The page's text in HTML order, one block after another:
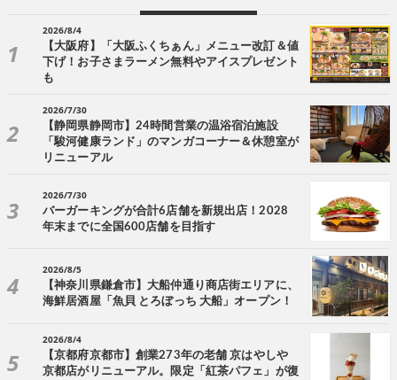
2026/8/4
【大阪府】「大阪ふくちぁん」メニュー改訂＆値
下げ！お子さまラーメン無料やアイスプレゼント
も
2026/7/30
【静岡県静岡市】24時間営業の温浴宿泊施設
「駿河健康ランド」のマンガコーナー＆休憩室が
リニューアル
2026/7/30
バーガーキングが合計6店舗を新規出店！2028
年末までに全国600店舗を目指す
2026/8/5
【神奈川県鎌倉市】大船仲通り商店街エリアに、
海鮮居酒屋「魚貝 とろぼっち 大船」オープン！
2026/8/4
【京都府京都市】創業273年の老舗 京はやしや
京都店がリニューアル。限定「紅茶パフェ」が復